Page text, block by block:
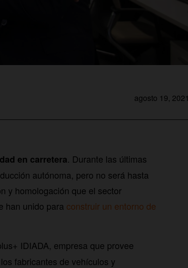
agosto 19, 2021
en carretera. Durante las últimas
autónoma, pero no será hasta
y homologación que el sector
han unido para construir un entorno de
IDIADA, empresa que provee
fabricantes de vehículos y